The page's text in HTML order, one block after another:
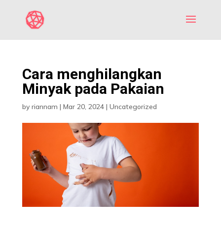
Cara menghilangkan
Minyak pada Pakaian
by riannam | Mar 20, 2024| Uncategorized